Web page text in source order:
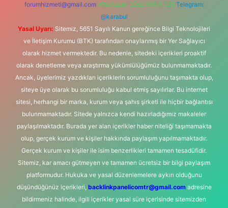
forumhizmeti@gmail.com Whatsapp: 0262 606 0 726 Telegram:
@karabul
Yasal Uyarı: Sitemiz, 5651 Sayılı Kanun gereğince Bilgi Teknolojileri
ve İletişim Kurumu (BTK) tarafından onaylanmış bir Yer Sağlayıcı
olarak hizmet vermektedir. Bu nedenle, sitedeki içerikleri proaktif
olarak denetleme veya araştırma yükümlülüğümüz bulunmamaktadır.
Ancak, üyelerimiz yazdıkları içeriklerin sorumluluğunu taşımakta olup,
siteye üye olarak bu sorumluluğu kabul etmiş sayılırlar. Bu internet
sitesi, herhangi bir marka, kurum veya şahıs şirketi ile hiçbir bağlantısı
bulunmamaktadır. Sitede yalnızca kendi hazırladığımız makaleler
paylaşılmaktadır. Burada yer alan içerikler haber niteliği taşımamakta
olup, gerçek kurum ve kişiler hakkında paylaşım yapılmamaktadır.
Gerçek kurum ve kişiler ile isim benzerlikleri tamamen tesadüfidir.
Sitemiz, kar amacı gütmeyen ve tamamen ücretsiz bir bilgi paylaşım
platformudur. Hukuka ve yasal düzenlemelere aykırı olduğunu
düşündüğünüz içerikleri, backlinkpanelicomtr@gmail.comadresine
bildirmeniz halinde, ilgili içerikler yasal süre içerisinde sitemizden